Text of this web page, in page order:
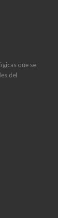
que se
del